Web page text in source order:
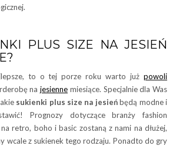
PLUS SIZE NA JESIEŃ
to o tej porze roku warto już powoli
na jesienne miesiące. Specjalnie dla Was
sukienki plus size na jesieńbędą modne i
Prognozy dotyczące branży fashion
na retro, boho i basic zostaną z nami na dłużej,
wcale z sukienek tego rodzaju. Ponadto do gry